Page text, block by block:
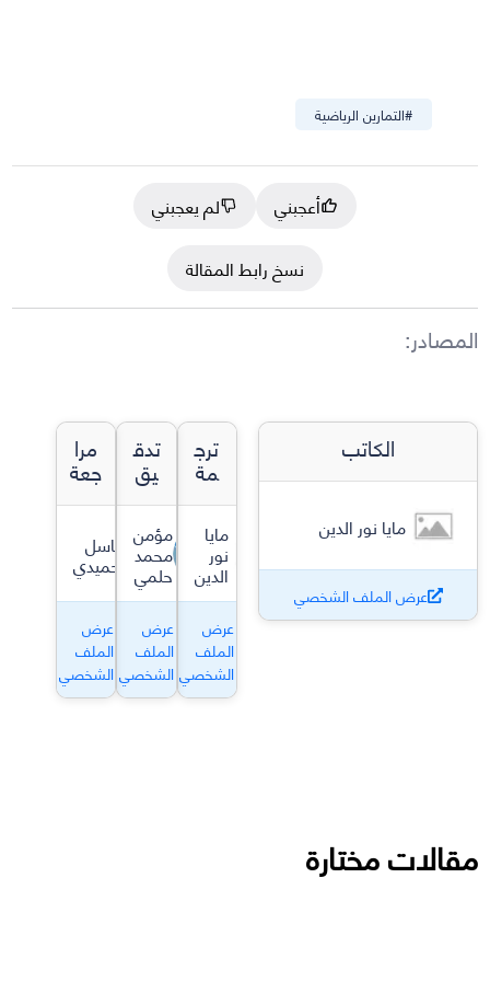
#التمارين الرياضية
أعجبني
لم يعجبني
نسخ رابط المقالة
المصادر:
الكاتب
مايا نور الدين
عرض الملف الشخصي
ترج
مة
مايا
نور
الدين
عرض
الملف
الشخصي
تدق
يق
مؤمن
محمد
حلمي
عرض
الملف
الشخصي
مرا
جعة
باسل
حميدي
عرض
الملف
الشخصي
مقالات مختارة